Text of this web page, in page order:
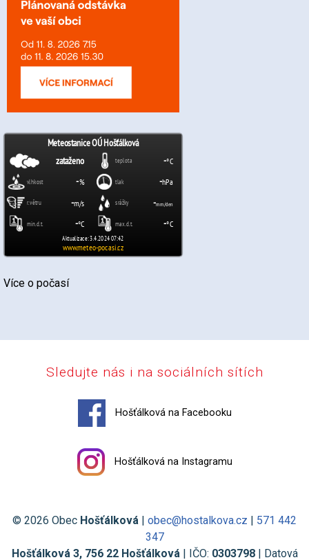
Více o počasí
Sledujte nás i na sociálních sítích
Hošťálková na Facebooku
Hošťálková na Instagramu
© 2026 Obec Hošťálková | obec@hostalkova.cz | 571 442
347
Hošťálková 3, 756 22 Hošťálková| IČO: 0303798| Datová